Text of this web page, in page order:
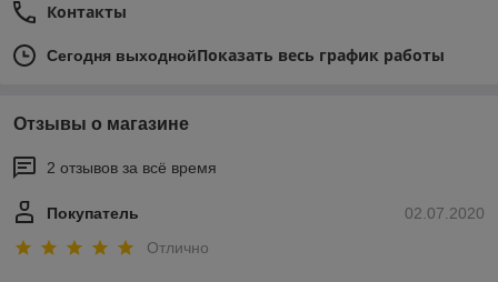
Контакты
Сегодня выходнойПоказать весь график работы
Отзывы о магазине
2 отзывов за всё время
02.07.2020
Покупатель
Отлично